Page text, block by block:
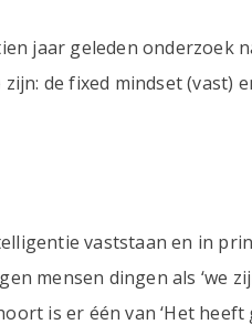
jaar geleden onderzoek
de fixed mindset (vast)
vaststaan en in
mensen dingen als ‘we
is er één van ‘Het